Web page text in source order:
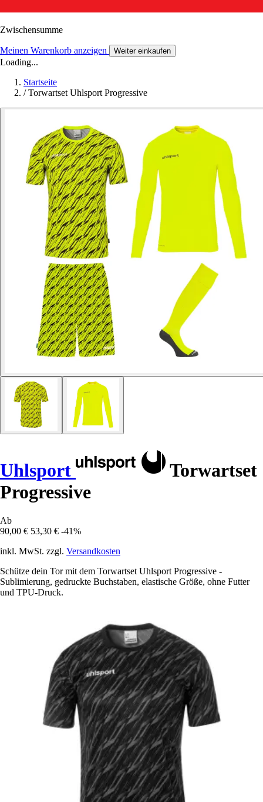
Zwischensumme
Meinen Warenkorb anzeigen Weiter einkaufen
Loading...
Startseite
/ Torwartset Uhlsport Progressive
Uhlsport
Torwartset
Progressive
Ab
90,00 € 53,30 € -41%
inkl. MwSt. zzgl. Versandkosten
Schütze dein Tor mit dem Torwartset Uhlsport Progressive -
Sublimierung, gedruckte Buchstaben, elastische Größe, ohne Futter
und TPU-Druck.